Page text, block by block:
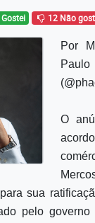
12 Não
Por
O
sua
pelo